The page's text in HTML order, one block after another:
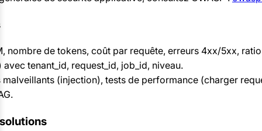
nombre de tokens, coût par requête, erreurs 4xx/5xx,
tenant_id, request_id, job_id, niveau.
(injection), tests de performance (charger